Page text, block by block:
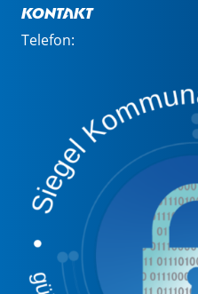
Kontakt
Telefon: